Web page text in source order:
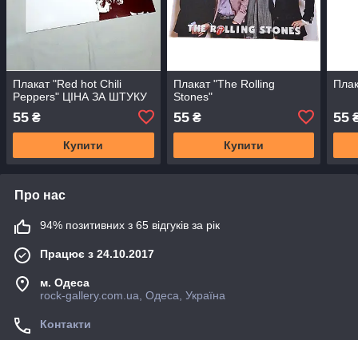
Плакат "Red hot Chili
Peppers" ЦІНА ЗА ШТУКУ
55 ₴
Купити
Плакат "The Rolling
Stones"
55₴
Купити
55
Про нас
94% позитивних з 65 відгуків за рік
Працює з 24.10.2017
м. Одеса
rock-gallery.com.ua, Одеса, Україна
Контакти